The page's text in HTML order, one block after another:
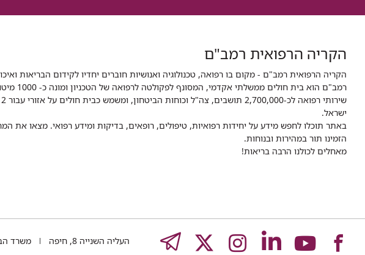
הקריה הרפואית רמב"ם
הקריה הרפואית רמב"ם - מקום בו רפואה, טכנולוגיה ואנושיות חוברים יחדיו לקידום הבריאות
רמב"ם הוא בית
ישראל.
באתר תוכלו לחפש מידע על יחידות רפואיות, טיפולים, רופאים, בדיקות ומידע רפואי. מצאו
הזמינו תור במהירות ובנוחות.
מאחלים לכולנו הרבה בריאות!
לעמוד
לעמוד
לעמוד
לעמוד
לעמודTELEGRAM
העליה השנייה 8, חיפה משרד